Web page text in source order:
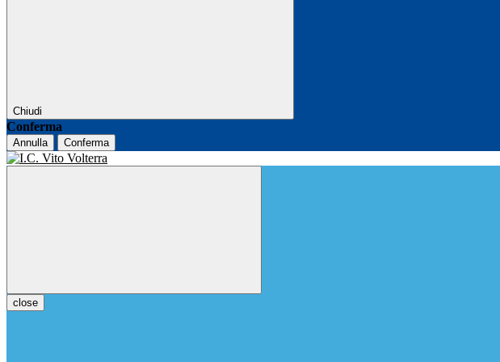
Chiudi
Conferma
Annulla Conferma
close